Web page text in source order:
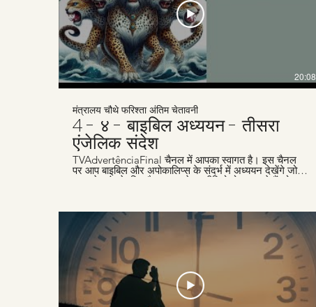
20:08
मंत्रालय चौथे फरिश्ता अंतिम चेतावनी
4 - ४ - बाइबिल अध्ययन - तीसरा
एंजेलिक संदेश
TVAdvertênciaFinal चैनल में आपका स्वागत है। इस चैनल
पर आप बाइबिल और अपोकालिप्स के संदर्भ में अध्ययन देखेंगे जो
समय के अंत के लिए है। हम हफ्तेवार वीडियो पोस्ट करते हैं जो
www.advertenciafinal.com का दौरा ज़रूर करें।